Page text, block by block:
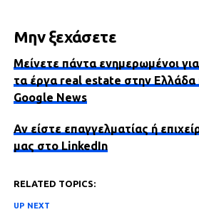
Μην ξεχάσετε
Μείνετε πάντα ενημερωμένοι για
τα έργα real estate στην Ελλάδα
Google News
Αν είστε επαγγελματίας ή
μας στο LinkedIn
RELATED TOPICS:
UP NEXT